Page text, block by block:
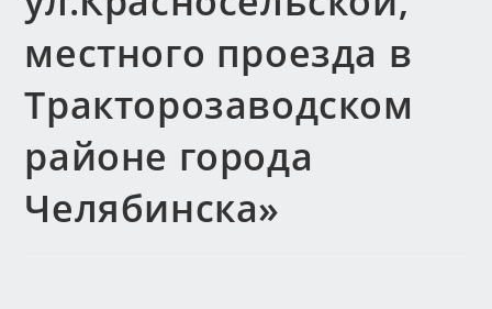
местного проезда в
Тракторозаводском
районе города
Челябинска»